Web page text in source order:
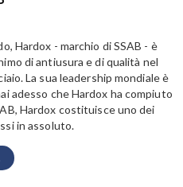
Hardox - marchio di SSAB - è
di antiusura e di qualità nel
La sua leadership mondiale è
adesso che Hardox ha compiuto
Hardox costituisce uno dei
in assoluto.